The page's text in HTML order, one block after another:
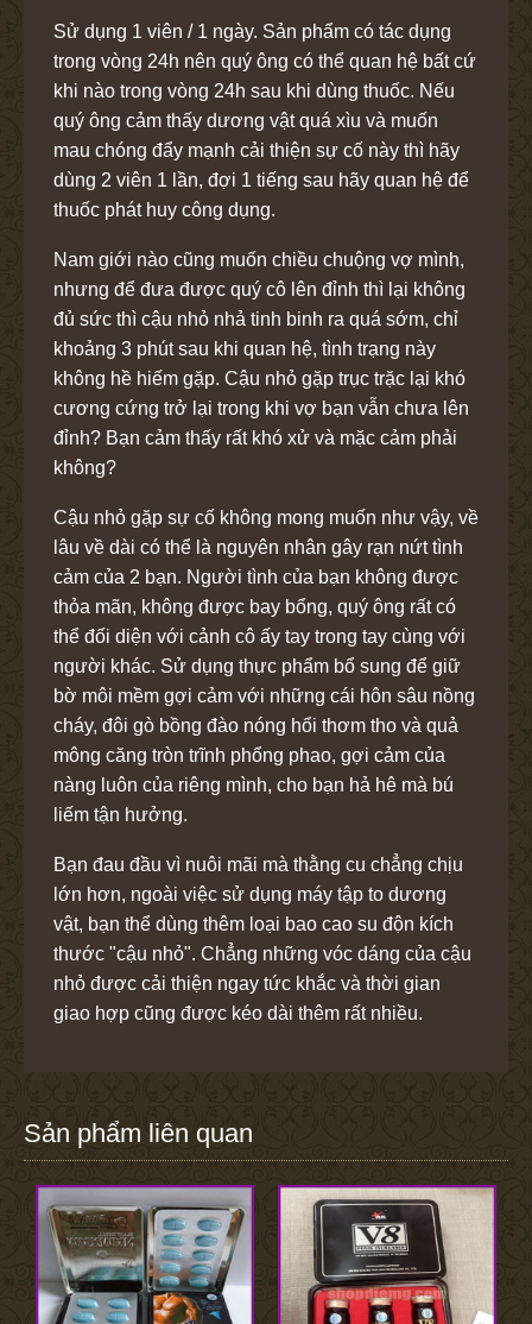
Sử dụng 1 viên / 1 ngày. Sản phẩm có tác dụng
trong vòng 24h nên quý ông có thể quan hệ bất cứ
khi nào trong vòng 24h sau khi dùng thuốc. Nếu
quý ông cảm thấy dương vật quá xìu và muốn
mau chóng đẩy mạnh cải thiện sự cố này thì hãy
dùng 2 viên 1 lần, đợi 1 tiếng sau hãy quan hệ để
thuốc phát huy công dụng.
Nam giới nào cũng muốn chiều chuộng vợ mình,
nhưng để đưa được quý cô lên đỉnh thì lại không
đủ sức thì cậu nhỏ nhả tinh binh ra quá sớm, chỉ
khoảng 3 phút sau khi quan hệ, tình trạng này
không hề hiếm gặp. Cậu nhỏ gặp trục trặc lại khó
cương cứng trở lại trong khi vợ bạn vẫn chưa lên
đỉnh? Bạn cảm thấy rất khó xử và mặc cảm phải
không?
Cậu nhỏ gặp sự cố không mong muốn như vậy, về
lâu về dài có thể là nguyên nhân gây rạn nứt tình
cảm của 2 bạn. Người tình của bạn không được
thỏa mãn, không được bay bổng, quý ông rất có
thể đối diện với cảnh cô ấy tay trong tay cùng với
người khác. Sử dụng thực phẩm bổ sung để giữ
bờ môi mềm gợi cảm với những cái hôn sâu nồng
cháy, đôi gò bồng đào nóng hổi thơm tho và quả
mông căng tròn trĩnh phổng phao, gợi cảm của
nàng luôn của riêng mình, cho bạn hả hê mà bú
liếm tận hưởng.
Bạn đau đầu vì nuôi mãi mà thằng cu chẳng chịu
lớn hơn, ngoài việc sử dụng máy tập to dương
vật, bạn thể dùng thêm loại bao cao su độn kích
thước "cậu nhỏ". Chẳng những vóc dáng của cậu
nhỏ được cải thiện ngay tức khắc và thời gian
giao hợp cũng được kéo dài thêm rất nhiều.
Sản phẩm liên quan